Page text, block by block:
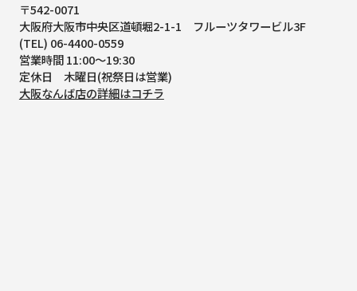
〒542-0071
大阪府大阪市中央区道頓堀2-1-1
フルーツタワービル3F
(TEL) 06-4400-0559
営業時間 11:00～19:30
定休日 木曜日(祝祭日は営業)
大阪なんば店の詳細はコチラ